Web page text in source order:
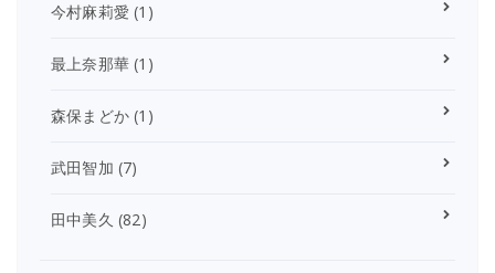
今村麻莉愛 (1)
最上奈那華 (1)
森保まどか (1)
武田智加 (7)
田中美久 (82)